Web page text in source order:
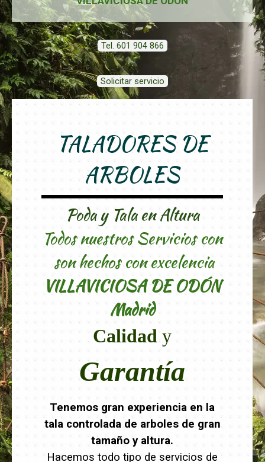
Tel. 601 904 866
Solicitar servicio
TALADORES DE
ARBOLES
Poda y Tala en Altura
Todos nuestros Servicios con
son hechos con excelencia
VILLAVICIOSA DE ODÓN
Madrid
Calidad y
Garantía
Tenemos gran experiencia en la
tala controlada de arboles de gran
tamaño y altura.
Hacemos todo tipo de servicios de